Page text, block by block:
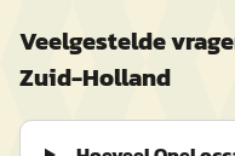
Veelgestelde
Zuid-Holland